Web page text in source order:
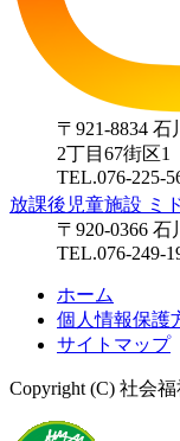
〒921-8834
2丁目67街区1
TEL.076-225-
放課後児童施設 ミ
〒920-0366
TEL.076-249-
ホーム
個人情報保護
サイトマップ
Copyright (C) 社会